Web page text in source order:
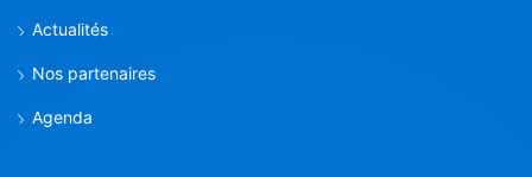
Actualités
Nos partenaires
Agenda